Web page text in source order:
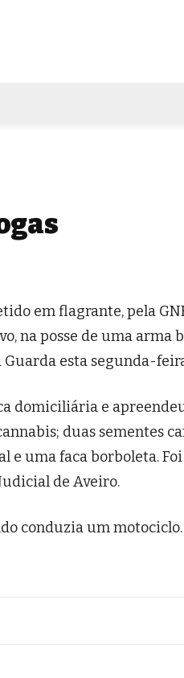
em flagrante, pela
na posse de uma arma
esta segunda-
domiciliária e
duas sementes
e uma faca borboleta.
de Aveiro.
conduzia um motociclo.